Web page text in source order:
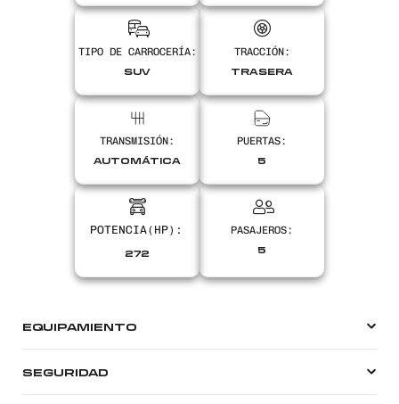
Encontranos en
TIPO DE CARROCERÍA:
SUV
TRACCIÓN:
TRASERA
TRANSMISIÓN:
AUTOMÁTICA
PUERTAS:
5
272
PASAJEROS:
5
EQUIPAMIENTO
SEGURIDAD